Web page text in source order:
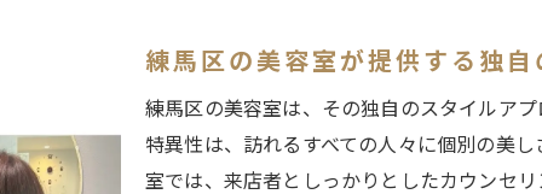
練馬区で体験する最新ヘアスタイル
スタイリストが提案する新しい自分へのステップ
練馬区の美容室で得られる最先端の美しさ
練馬区の美容室が提供する独
練馬区の美容室は、その独自のスタイルア
特異性は、訪れるすべての人々に個別の美
室では、来店者としっかりとしたカウンセ